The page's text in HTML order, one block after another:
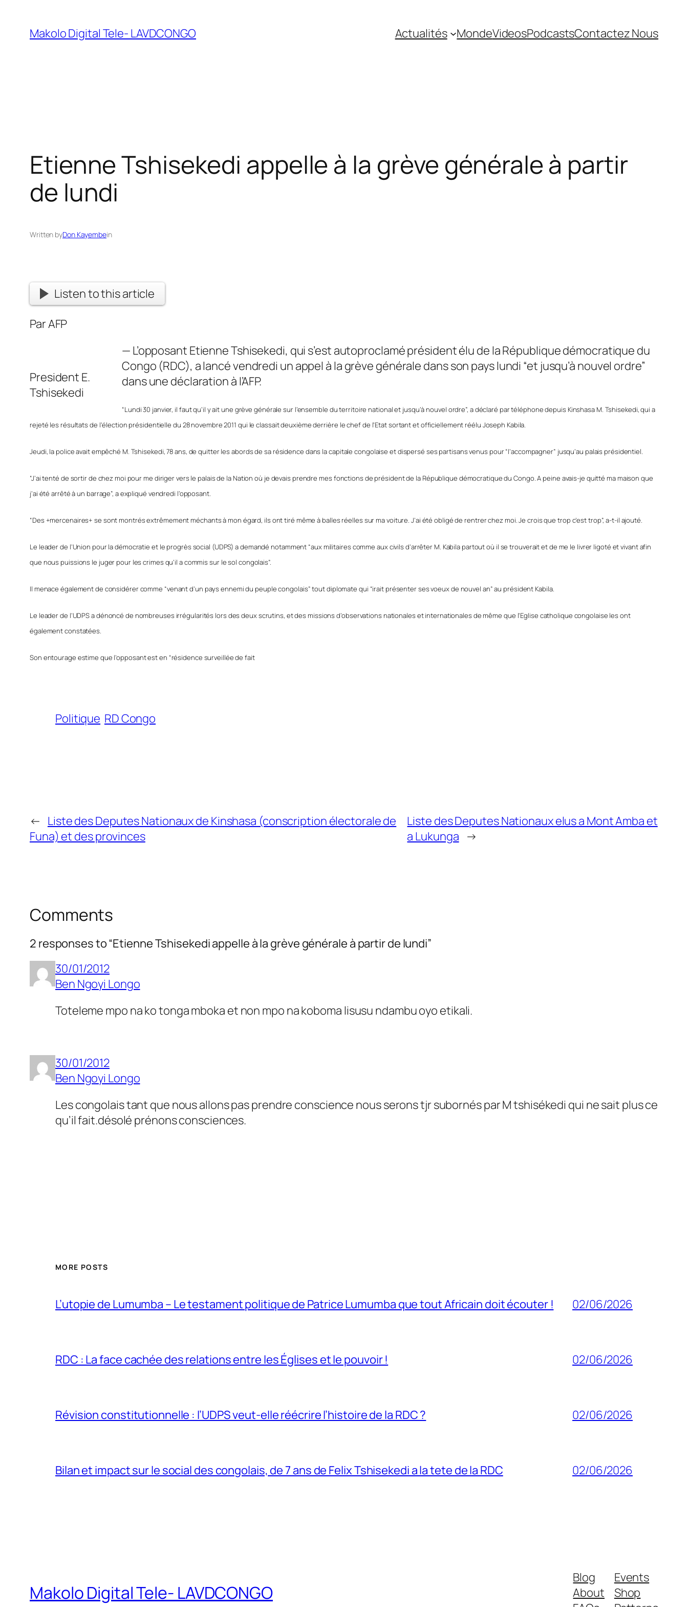
Makolo Digital Tele- LAVDCONGO Actualités MondeVideosPodcastsContactez Nous
Etienne Tshisekedi appelle à la grève générale à partir
de lundi
Written byDon Kayembein
Listen to this article
Par AFP
President E.
Tshisekedi
— L’opposant Etienne Tshisekedi, qui s’est autoproclamé président élu de la République démocratique du
Congo (RDC), a lancé vendredi un appel à la grève générale dans son pays lundi “et jusqu’à nouvel ordre”
dans une déclaration à l’AFP.
“Lundi 30 janvier, il faut qu’il y ait une grève générale sur l’ensemble du territoire national et jusqu’à nouvel ordre”, a déclaré par téléphone depuis Kinshasa M. Tshisekedi,qui a
rejeté les résultats de l’élection présidentielle du 28 novembre 2011 qui le classait deuxième derrière le chef de l’Etat sortant et officiellement réélu Joseph Kabila.
Jeudi, la police avait empêché M. Tshisekedi, 78 ans, de quitter les abords de sa résidence dans la capitale congolaise et dispersé ses partisans venus pour “l’accompagner” jusqu’au palais présidentiel.
“J’ai tenté de sortir de chez moi pour me diriger vers le palais de la Nation où je devais prendre mes fonctions de président de la République démocratique du Congo. A peine avais-je quitté ma maison que
j’ai été arrêté à un barrage”, a expliqué vendredi l’opposant.
“Des +mercenaires+ se sont montrés extrêmement méchants à mon égard, ils ont tiré même à balles réelles sur ma voiture. J’ai été obligé de rentrer chez moi. Je crois que trop c’est trop”, a-t-il ajouté.
Le leader de l’Union pour la démocratie et le progrès social (UDPS) a demandé notamment “aux militaires comme aux civils d’arrêter M. Kabila partout où il se trouverait et de me le livrer ligoté et vivant afin
que nous puissions le juger pour les crimes qu’il a commis sur le sol congolais”.
Il menace également de considérer comme “venant d’un pays ennemi du peuple congolais” tout diplomate qui “irait présenter ses voeux de nouvel an” au président Kabila.
Le leader de l’UDPS a dénoncé de nombreuses irrégularités lors des deux scrutins, et des missions d’observations nationales et internationales de même que l’Eglise catholique congolaise les ont
également constatées.
Son entourage estime que l’opposant est en “résidence surveillée de fait
Politique RD Congo
← Liste des Deputes Nationaux de Kinshasa (conscription électorale de
Funa) et des provinces
Liste des Deputes Nationaux elus a Mont Amba et
a Lukunga →
Comments
2 responses to “Etienne Tshisekedi appelle à la grève générale à partir de lundi”
30/01/2012
Ben Ngoyi Longo
Toteleme mpo na ko tonga mboka et non mpo na koboma lisusu ndambu oyo etikali.
30/01/2012
Ben Ngoyi Longo
Les congolais tant que nous allons pas prendre conscience nous serons tjr subornés par M tshisékedi qui ne sait plus ce
qu’il fait.désolé prénons consciences.
MORE POSTS
L’utopie de Lumumba – Le testament politique de Patrice Lumumba que tout Africain doit écouter ! 02/06/2026
RDC : La face cachée des relations entre les Églises et le pouvoir ! 02/06/2026
Révision constitutionnelle : l’UDPS veut-elle réécrire l’histoire de la RDC ? 02/06/2026
Bilan et impact sur le social des congolais, de 7 ans de Felix Tshisekedi a la tete de la RDC 02/06/2026
Makolo Digital Tele- LAVDCONGO
Blog
About
Events
Shop